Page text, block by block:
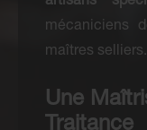
mécaniciens
maîtres selliers.
Une
Traitance